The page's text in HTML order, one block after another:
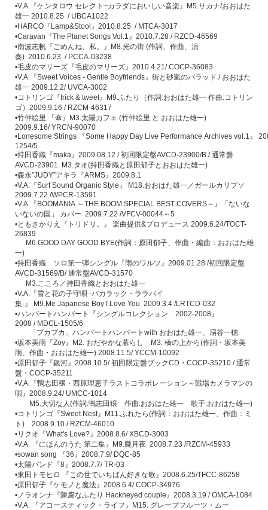
•V.A. 『ケンタロウ セレクト~カラダにおいしい音楽』 M5.サカナ/おおはた
雄一 2010.8.25 / UBCA1022
•HARCO 『Lamp&Stool 』2010.8.25 / MTCA-3017
•Caravan 『The Planet Songs Vol.1 』2010.7.28 / RZCD-46569
•南波志帆『ごめんね、私。』 M8.光の街 (作詞、作曲、演
奏) 2010.6.23 / PCCA-03238
•毛皮のマリーズ『毛皮のマリーズ』2010.4.21/ COCP-36083
•V.A.
『Sweet Voices - Gentle Boyfriends 』街と砂嵐のバラッド / おおはた
雄一 2009.12.2/ UVCA-3002
•コトリンゴ『trick & tweet 』 M9.ふたり（作詞:おおはた雄一 作曲:コトリン
ゴ）2009.9.16 / RZCM-46317
•竹仲絵里 『傘』 M3.太陽カフェ (竹仲絵里 と おおはた雄一)
2009.9.16/ YRCN-90070
•Lonesome Strings
『Some Happy Day Live Performance Archives vol.1 』
1254/5
•持田香織『maka 』2009.08.12 /初回限定盤AVCD-23900/B /通常盤
AVCD-23901 M3. タオ(持田香織と原田郁子とおおはた雄一)
•森永”JUDY”アキラ『ARMS 』2009.8.1
•V.A.
『Surf Sound Organic Style 』 M18. おおはた雄一／ガールカリプソ
2009.7.22 /WPCR-13591
•V.A.
『BOOMANIA ～THE BOOM SPECIAL BEST COVERS～』「ないな
いないの国」
カバー 2009.7.22 /VFCV-00044～5
•ともさかりえ『トリドリ。』 楽曲提供&プロデュース 2009.6.24/TOCT-
26839
M6.GOOD DAY GOOD BYE(作詞：原田郁子、作曲・編曲：おおはた雄
一)
•持田香織 ソロ第一弾シングル『雨のワルツ』2009.01.28 /初回限定盤
AVCD-31569/B/通常盤AVCD-31570
M3. こころ／持田香織とおおはた雄一
•V.A.
『雪と花の子守唄 -バカラック・ララバイ
集- 』
M9.Me Japanese Boy I Love You 2009.3.4 /LRTCD-032
•ハンバートハンバート『シングルコレクション2002-2008 』
2008 / MDCL-1505/6
「プカプカ」ハンバートハンバートwith おおはた雄一、扇谷一穂
•坂本美雨『Zoy 』 M2. おだやかな暮らし M3.橋の上から(作詞・坂本美
雨、作曲・おおはた雄一) 2008.11.5/ YCCM-10092
•原田郁子『銀河』2008.10.5/初回限定盤ブックCD ・COCP-35210 /通常
盤・COCP-35211
•V.A.
『鴨志田穣・西原理恵子ラストコラボレーション～戦場カメラマンの
唄』2008.9.24/ UMCC-1014
M5. 大切な人(作詞:鴨志田穣 作曲:おおはた雄一 歌手:おおはた雄一)
•コトリンゴ『Sweet Nest 』 M11.ふれたら(作詞：おおはた雄一、作曲：ミ
ト) 2008.9.10 / RZCM-46010
•リクオ『What's Love? 』2008.8.6/ XBCD-3003
•V.A.
『にほんのうた 第二集』 M9. 朧月夜 2008.7.23 /RZCM-45933
•sowan song
『36 』2008.7.9/ DQC-85
•太陽バンド『8 』2008.7.7/ TR-03
•東田トモヒロ 『この世でいちばん好きな歌』2008.6.25/TFCC-86258
•原田郁子『ケモノと魔法』2008.6.4/ COCP-34976
• ノラオンナ『陳腐なふたり Hackneyed couple 』2008.3.19 / OMCA-1084
•V.A.
『アコースティック・ライフ』 M15. グレープフルーツ・ムー